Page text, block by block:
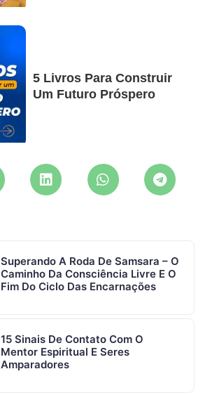
5 Livros Para Construir
Um Futuro Próspero
Superando A Roda De Samsara – O
Caminho Da Consciência Livre E O
Fim Do Ciclo Das Encarnações
15 Sinais De Contato Com O
Mentor Espiritual E Seres
Amparadores